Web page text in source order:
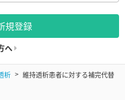
規登録
へ
析
維持透析患者に対する補完代替